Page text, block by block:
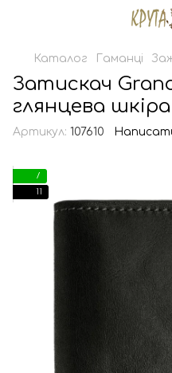
Каталог Гаманці
Затискач
глянцева
Артикул: 107610
7
11